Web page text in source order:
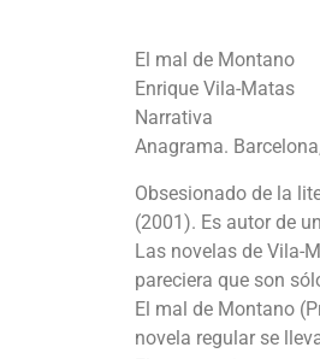
El mal de Montano
Enrique Vila-Matas
Narrativa
Anagrama.
Obsesionado de la
(2001). Es autor de
Las novelas de Vila-
pareciera que son
El mal de Montano
novela regular se